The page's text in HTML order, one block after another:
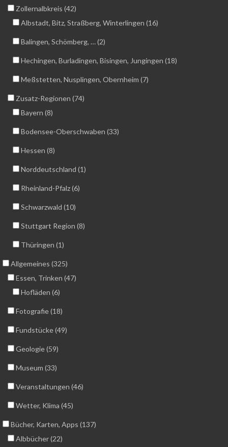
Zollernalbkreis (42)
Albstadt, Bitz, Straßberg, Winterlingen (16)
Balingen, Schömberg, … (2)
Hechingen, Burladingen, Bisingen, Jungingen (18)
Meßstetten, Nusplingen, Obernheim (7)
Zusatz-Regionen (74)
Bayern (8)
Bodensee-Oberschwaben (33)
Hessen (8)
Norddeutschland (1)
Rheinland-Pfalz (6)
Schwarzwald (10)
Stuttgart Region (8)
Thüringen (1)
Allgemeines (325)
Essen, Trinken (47)
Hofläden (6)
Fotografie (18)
Fundstücke (49)
Geologie (59)
Museum (33)
Veranstaltungen (46)
Wetter, Klima (45)
Bücher, Karten, Apps (137)
Albbücher (22)